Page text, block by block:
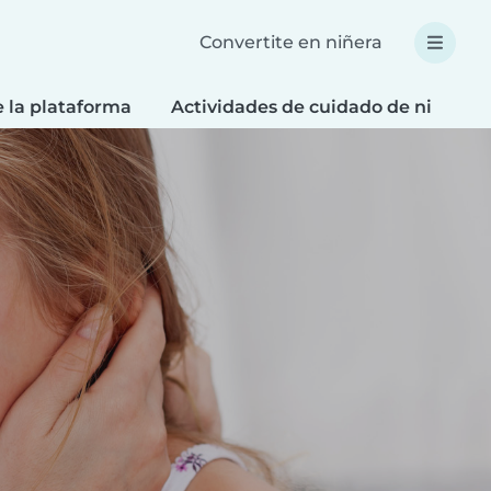
Convertite en niñera
la plataforma Actividades de cuidado de niños